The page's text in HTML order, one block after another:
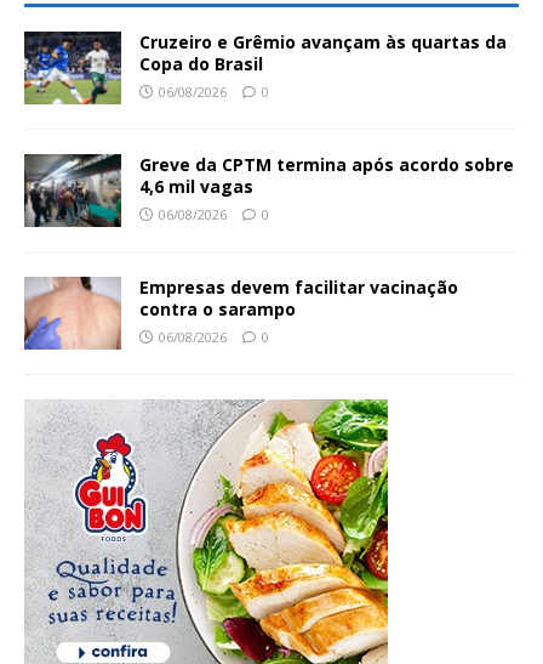
Cruzeiro e Grêmio avançam às quartas da
Copa do Brasil
06/08/2026 0
Greve da CPTM termina após acordo sobre
4,6 mil vagas
06/08/2026 0
Empresas devem facilitar vacinação
contra o sarampo
06/08/2026 0